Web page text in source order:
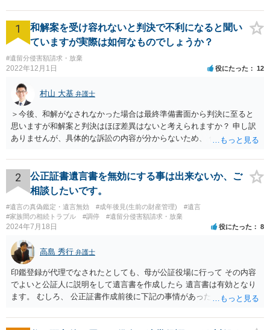
1
和解案を受け容れないと判決で不利になると聞い
ていますが実際は如何なものでしょうか？
#遺留分侵害額請求・放棄
2022年12月1日 役にたった 12
村山 大基 弁護士
＞今後、和解がなされなかった場合は最終準備書面から判決に至ると
思いますが和解案と判決はほぼ差異はないと考えられますか？ 申し訳
ありませんが、具体的な訴訟の内容が分からないため、 何とも回答が
わかっている代理人弁護士に聞くか、 訴訟資料を持って面談相談に行
ってみましょう。 その上で、一般論として回答するなら、和解案と判
決は（ケースによって程度の差はあっても）食い違うことが多いで
す。 金額は適当ですが、例えば判決で１００万円支払え、という結論
になりそうな場合、 そのまま１００万円を和解案として提示しても、
判決と変わらないなら払う側としてはあまり和解に応じようという気
のまま判決で１００万円支払いとなるより、７０万円でまとめた方が
マシ」ということで、 合意の可能性が出てきます。 応じるかどうか
は、判決になったらどうなりそうか、という点についての検討が不可
欠ですので、 初めに述べた通り、代理人と相談するか、資料を持って
面談相談に行ってみることをお勧めします。
2
公正証書遺言書を無効にする事は出来ないか、ご
相談したいです。
#遺言の真偽鑑定・遺言無効 #成年後見(生前の財産管理)
#遺言
#家族間の相続トラブル
#調停 #遺留分侵害額請求・放棄
2024年7月18日 役にたった 8
高島 秀行 弁護士
印鑑登録が代理でなされたとしても、母が公証役場に行って その内容
でよいと公証人に説明をして遺言書を作成したら 遺言書は有効となり
ます。 むしろ、 公正証書作成前後に下記の事情があったことが証明で
月に携帯が新しくなった母からの第一声は「ここにいたら殺される」